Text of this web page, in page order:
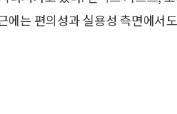
는 편의성과 실용성 측면에서